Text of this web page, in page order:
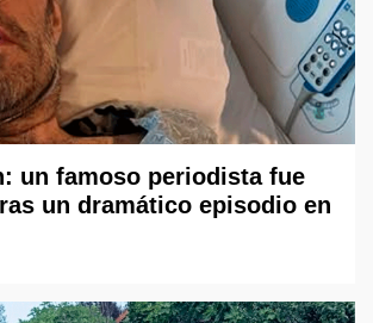
un famoso periodista fue
un dramático episodio en